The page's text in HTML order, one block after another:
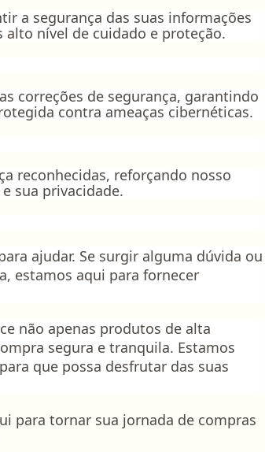
a segurança das suas informações
alto nível de cuidado e proteção.
correções de segurança, garantindo
contra ameaças cibernéticas.
reconhecidas, reforçando nosso
sua privacidade.
ajudar. Se surgir alguma dúvida ou
estamos aqui para fornecer
não apenas produtos de alta
segura e tranquila. Estamos
que possa desfrutar das suas
para tornar sua jornada de compras